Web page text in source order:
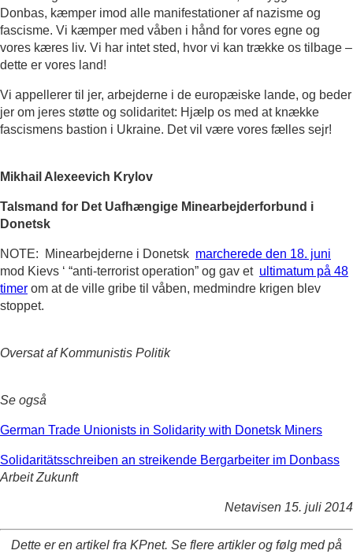
Donbas, kæmper imod alle manifestationer af nazisme og
fascisme. Vi kæmper med våben i hånd for vores egne og
vores kæres liv. Vi har intet sted, hvor vi kan trække os tilbage –
dette er vores land!
Vi appellerer til jer, arbejderne i de europæiske lande, og beder
jer om jeres støtte og solidaritet: Hjælp os med at knække
fascismens bastion i Ukraine. Det vil være vores fælles sejr!
Mikhail Alexeevich Krylov
Talsmand for Det Uafhængige Minearbejderforbund i
Donetsk
NOTE: Minearbejderne i Donetsk marcherede den 18. juni
mod Kievs ‘ “anti-terrorist operation” og gav et ultimatum på 48
timer om at de ville gribe til våben, medmindre krigen blev
stoppet.
Oversat af Kommunistis Politik
Se også
German Trade Unionists in Solidarity with Donetsk Miners
Solidaritätsschreiben an streikende Bergarbeiter im Donbass
Arbeit Zukunft
Netavisen 15. juli 2014
Dette er en artikel fra KPnet. Se flere artikler og følg med på